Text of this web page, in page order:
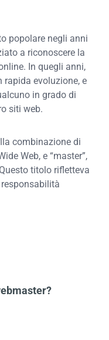
popolare negli anni
a riconoscere la
In quegli anni,
rapida evoluzione, e
in grado di
siti web.
combinazione di
Web, e “master”,
titolo rifletteva